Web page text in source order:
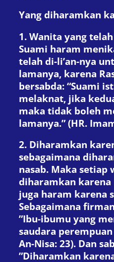
Yang diharamkan
1. Wanita yang
Suami haram
telah di-li’an-nya
lamanya, karena
bersabda: “Suami
melaknat, jika
maka tidak boleh
lamanya.” (HR.
2. Diharamkan
sebagaimana
nasab. Maka setiap
diharamkan karena
juga haram karena
Sebagaimana
”Ibu-ibumu yang
saudara perempuan
An-Nisa: 23). Dan
”Diharamkan